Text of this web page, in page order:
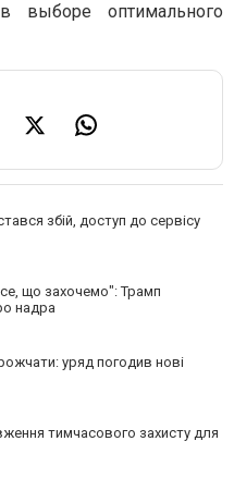
выборе оптимального
збій, доступ до сервісу
що захочемо": Трамп
надра
уряд погодив нові
тимчасового захисту для